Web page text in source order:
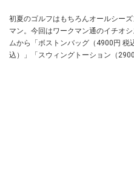
初夏のゴルフはもちろんオールシー
マン。今回はワークマン通のイチオ
ムから「ボストンバッグ（4900円 税
込）」「スウィングトーション（